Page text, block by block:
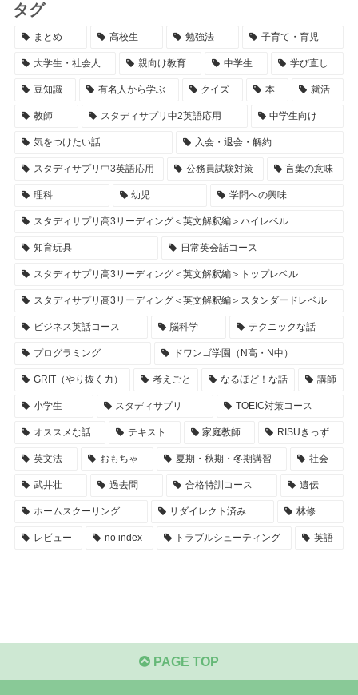
タグ
まとめ 高校生 勉強法 子育て・育児
大学生・社会人 親向け教育 中学生 学び直し
豆知識 有名人から学ぶ クイズ 本 就活
教師 スタディサプリ中2英語応用 中学生向け
気をつけたい話 入会・退会・解約
スタディサプリ中3英語応用 公務員試験対策 言葉の意味
理科 幼児 学問への興味
スタディサプリ高3リーディング＜英文解釈編＞ハイレベル
知育玩具 日常英会話コース
スタディサプリ高3リーディング＜英文解釈編＞トップレベル
スタディサプリ高3リーディング＜英文解釈編＞スタンダードレベル
ビジネス英話コース 脳科学 テクニックな話
プログラミング ドワンゴ学園（N高・N中）
GRIT（やり抜く力） 考えごと なるほど！な話 講師
小学生 スタディサプリ TOEIC対策コース
オススメな話 テキスト 家庭教師 RISUきっず
英文法 おもちゃ 夏期・秋期・冬期講習 社会
武井壮 過去問 合格特訓コース 遺伝
ホームスクーリング リダイレクト済み 林修
レビュー no index トラブルシューティング 英語
PAGE TOP